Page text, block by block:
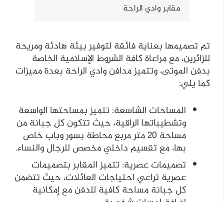
مقابر وادي الراحة
تم تصميمها بعناية فائقة لتوفير بيئة هادئة ومريحة
للزائرين، مع مراعاة كافة الشروط الإسلامية الخاصة
بدفن الموتى، وتتميز مدافن وادي الراحة بعدة مميزات
كما يلي:
المساحات الشاسعة: تتميز بمساحتها الواسعة
وتشطيباتها الراقية، حيث تتكون كل جبانة من
مساحة 20 متر مربع محاطة بسور وباب خاص
بها، مع تقسيم داخلي مخصص للرجال والنساء.
تصميمات عصرية: تتميز المقابر بتصميمات
عصرية تراعي احتياجات العائلات، حيث تتضمن
كل جبانة مساحة كافية للدفن مع إمكانية